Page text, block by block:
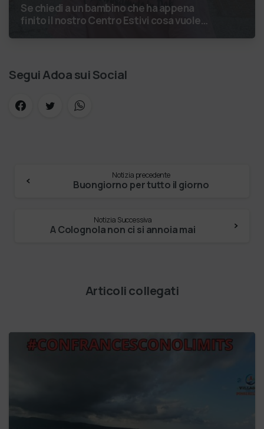
Se chiedi a un bambino che ha appena
finito il nostro Centro Estivi cosa vuole
Segui Adoa sui Social
Notizia precedente
Buongiorno per tutto il giorno
Notizia Successiva
A Colognola non ci si annoia mai
Articoli collegati